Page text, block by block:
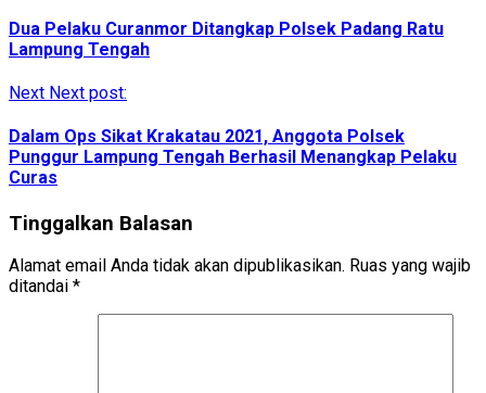
Dua Pelaku Curanmor Ditangkap Polsek Padang Ratu
Lampung Tengah
Next Next post:
Dalam Ops Sikat Krakatau 2021, Anggota Polsek
Punggur Lampung Tengah Berhasil Menangkap Pelaku
Curas
Tinggalkan Balasan
Alamat email Anda tidak akan dipublikasikan. Ruas yang wajib
ditandai *